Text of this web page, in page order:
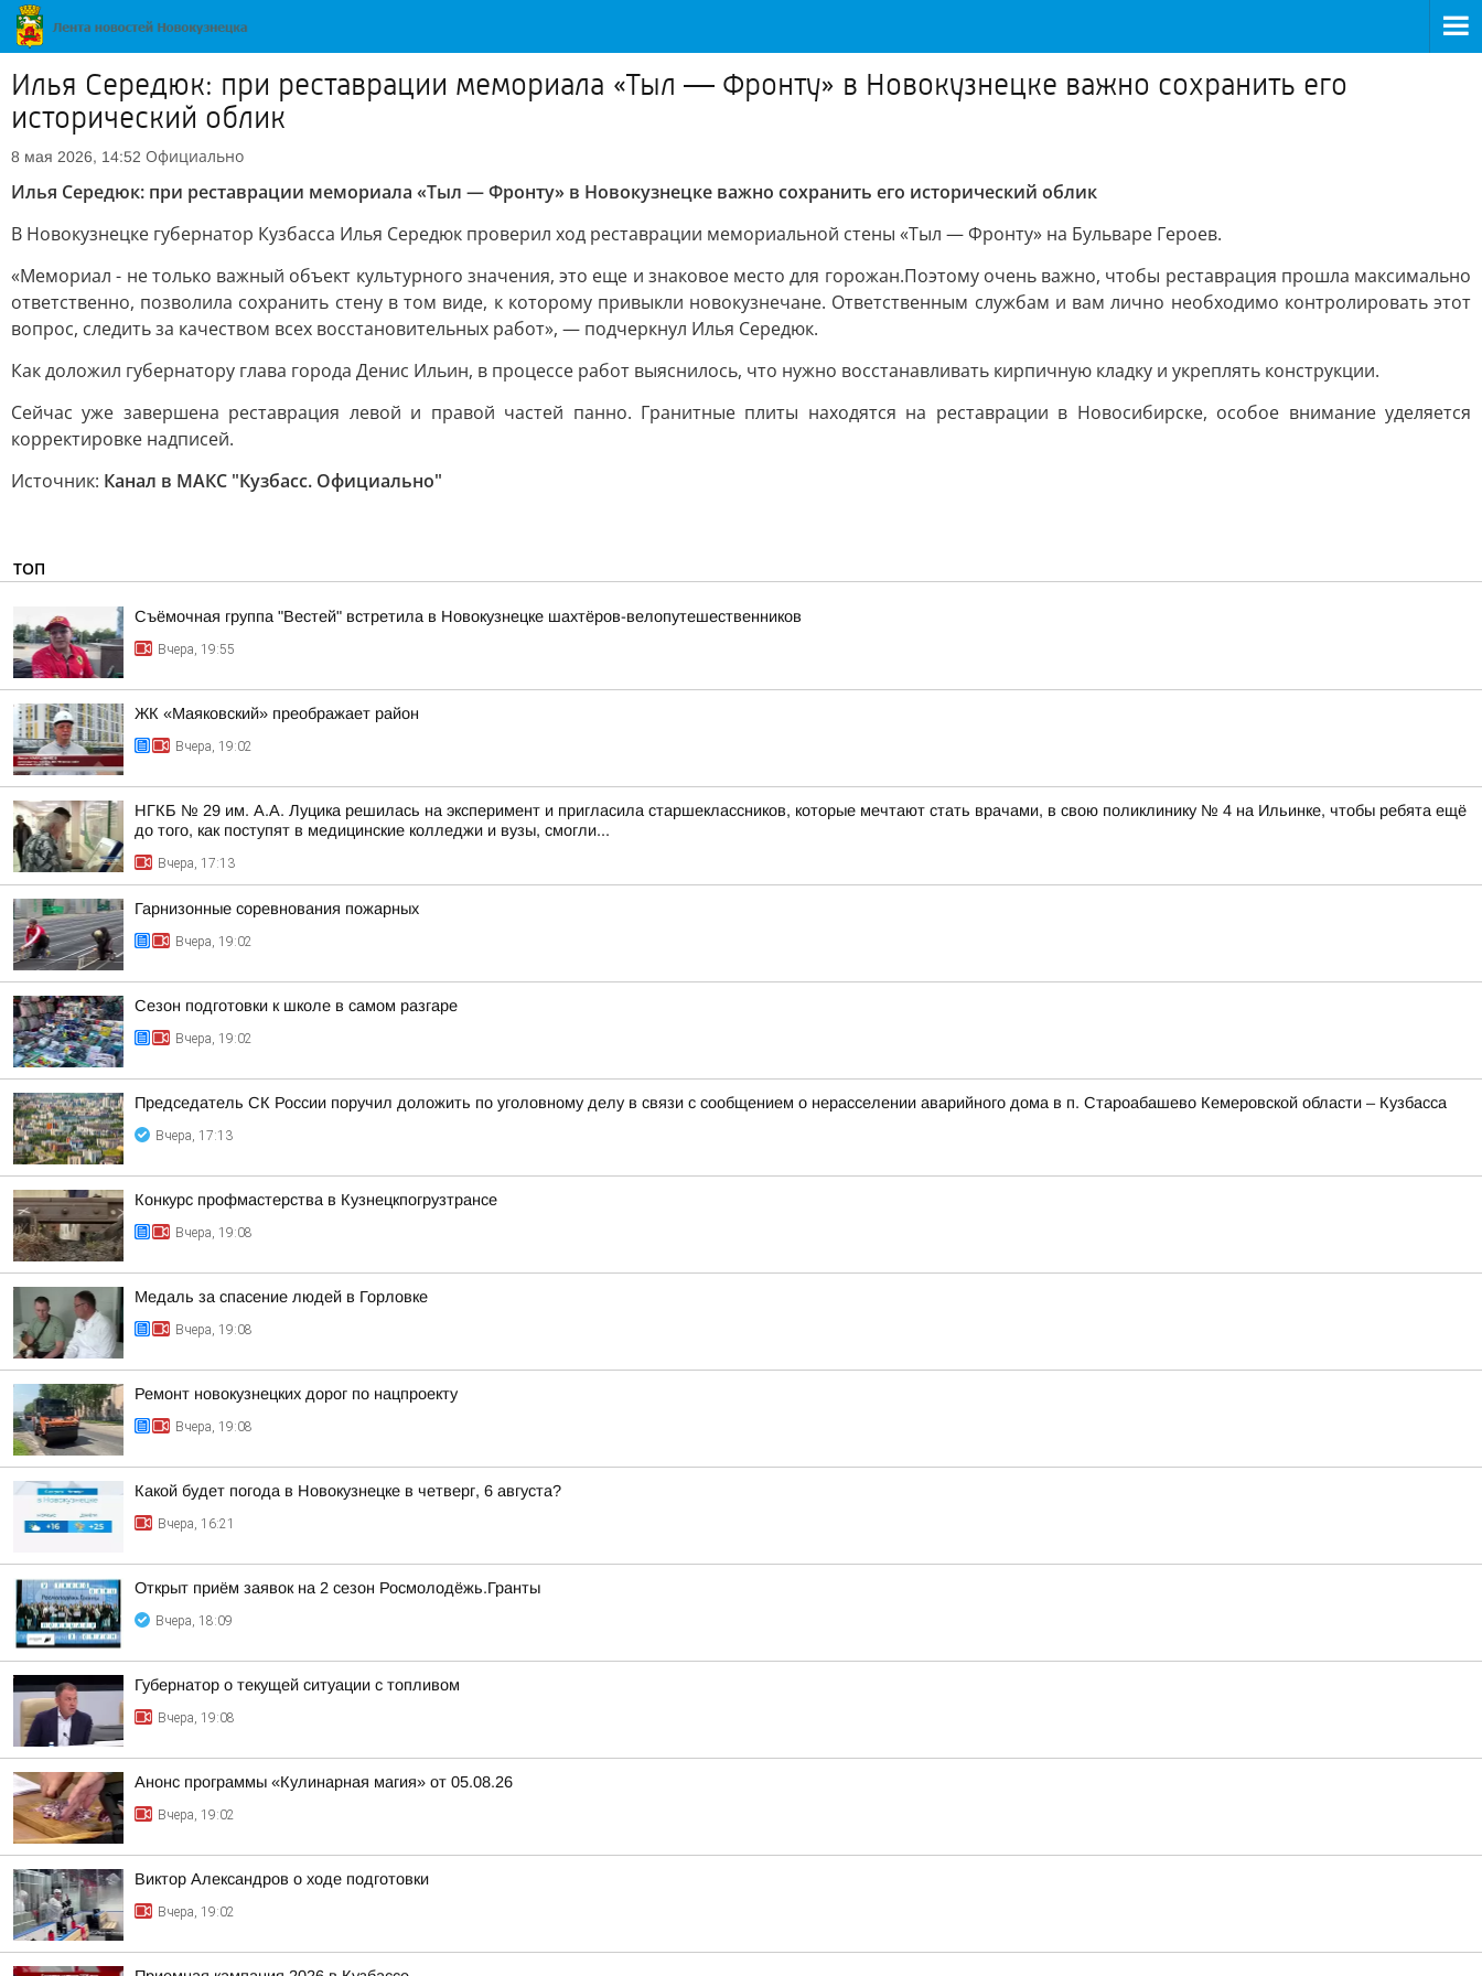
Илья Середюк: при реставрации мемориала «Тыл — Фронту» в Новокузнецке важно сохранить его
исторический облик
8 мая 2026, 14:52 Официально
Илья Середюк: при реставрации мемориала «Тыл — Фронту» в Новокузнецке важно сохранить его исторический облик
В Новокузнецке губернатор Кузбасса Илья Середюк проверил ход реставрации мемориальной стены «Тыл — Фронту» на Бульваре Героев.
«Мемориал - не только важный объект культурного значения, это еще и знаковое место для горожан.Поэтому очень важно, чтобы реставрация прошла максимально
ответственно, позволила сохранить стену в том виде, к которому привыкли новокузнечане. Ответственным службам и вам лично необходимо контролировать этот
вопрос, следить за качеством всех восстановительных работ», — подчеркнул Илья Середюк.
Как доложил губернатору глава города Денис Ильин, в процессе работ выяснилось, что нужно восстанавливать кирпичную кладку и укреплять конструкции.
Сейчас уже завершена реставрация левой и правой частей панно. Гранитные плиты находятся на реставрации в Новосибирске, особое внимание уделяется
корректировке надписей.
Источник: Канал в МАКС "Кузбасс. Официально"
ТОП
Съёмочная группа "Вестей" встретила в Новокузнецке шахтёров-велопутешественников
Вчера, 19:55
ЖК «Маяковский» преображает район
Вчера, 19:02
НГКБ № 29 им. А.А. Луцика решилась на эксперимент и пригласила старшеклассников, которые мечтают стать врачами, в свою поликлинику № 4 на Ильинке, чтобы ребята ещё
до того, как поступят в медицинские колледжи и вузы, смогли...
Вчера, 17:13
Гарнизонные соревнования пожарных
Вчера, 19:02
Сезон подготовки к школе в самом разгаре
Вчера, 19:02
Председатель СК России поручил доложить по уголовному делу в связи с сообщением о нерасселении аварийного дома в п. Староабашево Кемеровской области – Кузбасса
Вчера, 17:13
Конкурс профмастерства в Кузнецкпогрузтрансе
Вчера, 19:08
Медаль за спасение людей в Горловке
Вчера, 19:08
Ремонт новокузнецких дорог по нацпроекту
Вчера, 19:08
Какой будет погода в Новокузнецке в четверг, 6 августа?
Вчера, 16:21
Открыт приём заявок на 2 сезон Росмолодёжь.Гранты
Вчера, 18:09
Губернатор о текущей ситуации с топливом
Вчера, 19:08
Анонс программы «Кулинарная магия» от 05.08.26
Вчера, 19:02
Виктор Александров о ходе подготовки
Вчера, 19:02